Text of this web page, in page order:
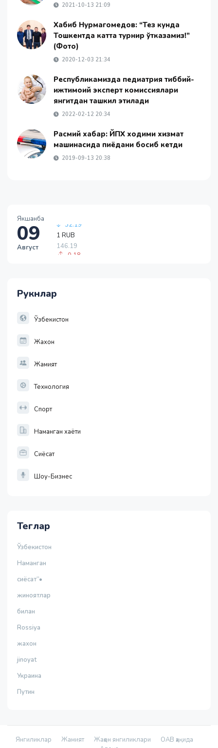
Якшанба
09
Август
1 RUB
-0.18
Рукнлар
Ўзбекистон
Жахон
Жамият
Технология
Спорт
Наманган хаёти
Сиёсат
Шоу-Бизнес
Теглар
Ўзбекистон
Наманган
сиёсат”•
жиноятлар
билан
Rossiya
жахон
jinoyat
Украина
Путин
2021-10-13 21:09
Хабиб Нурмагомедов: “Тез кунда
Тошкентда катта турнир ўтказамиз!”
(Фото)
2020-12-03 21:34
Республикамизда педиатрия тиббий-
ижтимоий эксперт комиссиялари
янгитдан ташкил этилади
2022-02-12 20:34
Расмий хабар: ЙПХ ходими хизмат
машинасида пиёдани босиб кетди
2019-09-13 20:38
Янгиликлар Жамият Жаҳон янгиликлари
ОАВ ҳақида